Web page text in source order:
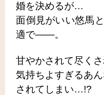
婚を決めるが…
面倒見がいい悠馬
適で――。
甘やかされて尽くさ
気持ちよすぎるあ
されてしまい…!?